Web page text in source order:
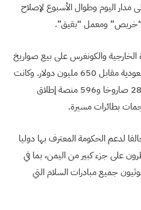
مدار اليوم وطوال الأسبوع لإصلاح
“خريص” ومعمل “بقيق”.
الخارجية والكونغرس على بيع صواريخ
متقدمة جو-جو متوسطة المدى للسعودية مقابل 650 مليون دولار. وكانت
الحكومة السعودية قد طلبت شراء 280 صاروخا و596 منصة إطلاق
بطائرات مسيرة.
لدعم الحكومة المعترف بها دوليا
على جزء كبير من اليمن، بما في
جميع مبادرات السلام التي